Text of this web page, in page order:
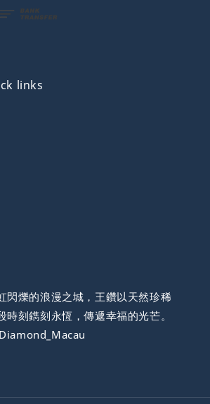
links
閃爍的浪漫之城，王鑽以天然珍稀
時刻鐫刻永恆，傳遞幸福的光芒。